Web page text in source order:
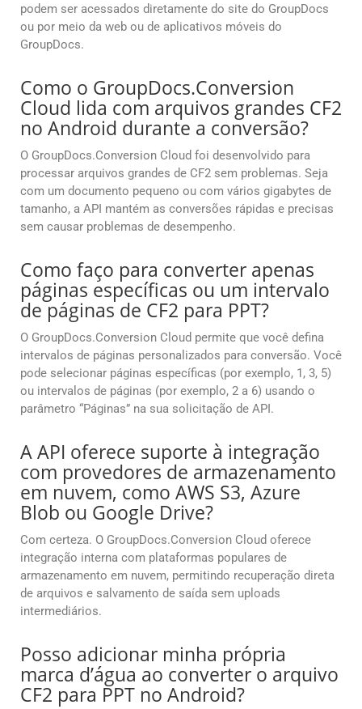
podem ser acessados diretamente do site do GroupDocs
ou por meio da web ou de aplicativos móveis do
GroupDocs.
Como o GroupDocs.Conversion
Cloud lida com arquivos grandes CF2
no Android durante a conversão?
O GroupDocs.Conversion Cloud foi desenvolvido para
processar arquivos grandes de CF2 sem problemas. Seja
com um documento pequeno ou com vários gigabytes de
tamanho, a API mantém as conversões rápidas e precisas
sem causar problemas de desempenho.
Como faço para converter apenas
páginas específicas ou um intervalo
de páginas de CF2 para PPT?
O GroupDocs.Conversion Cloud permite que você defina
intervalos de páginas personalizados para conversão. Você
pode selecionar páginas específicas (por exemplo, 1, 3, 5)
ou intervalos de páginas (por exemplo, 2 a 6) usando o
parâmetro “Páginas” na sua solicitação de API.
A API oferece suporte à integração
com provedores de armazenamento
em nuvem, como AWS S3, Azure
Blob ou Google Drive?
Com certeza. O GroupDocs.Conversion Cloud oferece
integração interna com plataformas populares de
armazenamento em nuvem, permitindo recuperação direta
de arquivos e salvamento de saída sem uploads
intermediários.
Posso adicionar minha própria
marca d’água ao converter o arquivo
CF2 para PPT no Android?